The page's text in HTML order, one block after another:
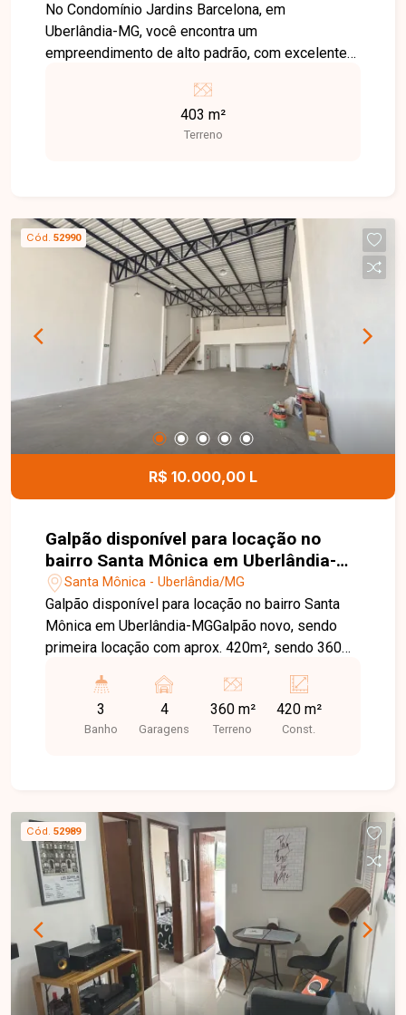
No Condomínio Jardins Barcelona, em
Uberlândia-MG, você encontra um
empreendimento de alto padrão, com excelente
fácil acesso às principais vias da cidade, ideal
para quem busca qualidade de vida e valorização
residencial moderno e personalizado. O
condomínio conta com portaria 24 horas e uma
completa infraestrutura de lazer, incluindo
academia, salão de jogos, salão de festas,
playground e quadra de tênis, proporcionando
conforto, segurança e bem-estar para toda a
família. Uma excelente oportunidade para
construir a casa dos seus sonhos em um dos
condomínios mais desejados de Uberlândia.
Entre em contato e agende sua visita!
403 m²
Terreno
Cód. 52990
R$ 10.000,00 L
Galpão disponível para locação no
bairro Santa Mônica em Uberlândia-
MGSanta Mônica - Uberlândia/MG
Galpão disponível para locação no bairro Santa
Mônica em Uberlândia-MGGalpão novo, sendo
primeira locação com aprox. 420m², sendo 360
direito de 8 metros, piso usinado, acessibilidade,
porta de aço automática.
3
Banho
4
Garagens
360 m²
Terreno
420 m²
Const.
Cód. 52989